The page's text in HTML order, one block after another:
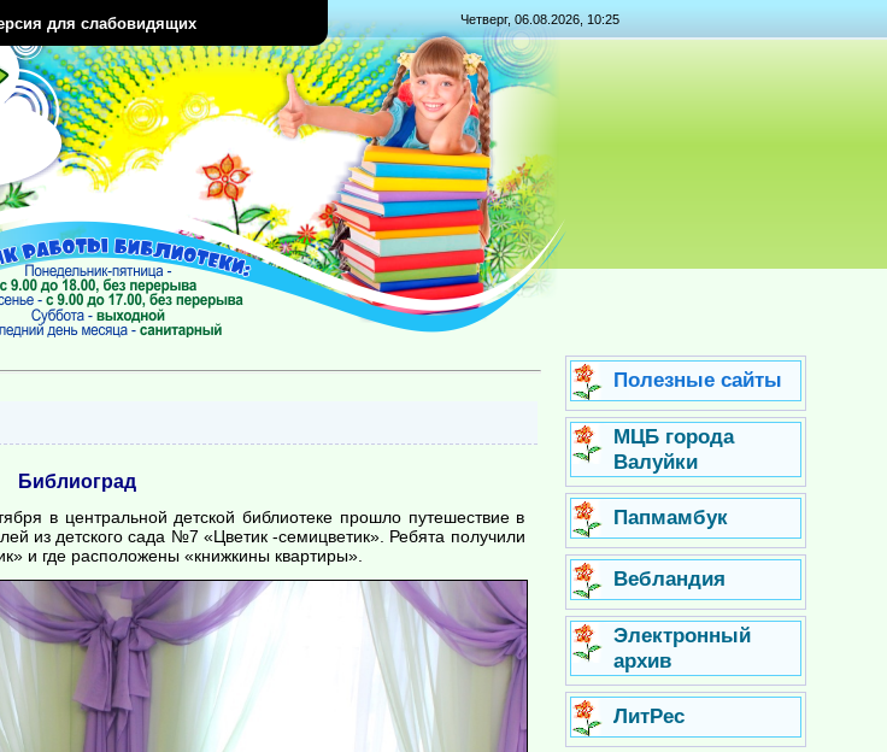
для слабовидящих Четверг, 06.08.2026, 10:25
Библиоград
в центральной детской библиотеке прошло путешествие в
из детского сада №7 «Цветик -семицветик». Ребята получили
и где расположены «книжкины квартиры».
Полезные сайты
МЦБ города
Валуйки
Папмамбук
Вебландия
Электронный
архив
ЛитРес